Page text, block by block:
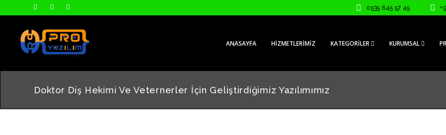
0535 645 57 45
ANASAYFA HIZMETLERIMIZ KATEGORILER KURUMSAL
Doktor Diş Hekimi Ve Veternerler İçin Geliştirdiğimiz Yazılımımız